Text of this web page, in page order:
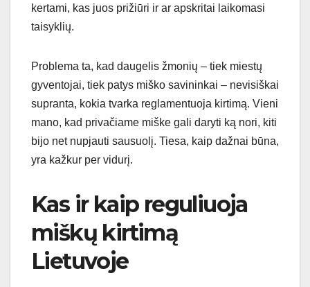
kertami, kas juos prižiūri ir ar apskritai laikomasi
taisyklių.
Problema ta, kad daugelis žmonių – tiek miestų
gyventojai, tiek patys miško savininkai – nevisiškai
supranta, kokia tvarka reglamentuoja kirtimą. Vieni
mano, kad privačiame miške gali daryti ką nori, kiti
bijo net nupjauti sausuolį. Tiesa, kaip dažnai būna,
yra kažkur per vidurį.
Kas ir kaip reguliuoja
miškų kirtimą
Lietuvoje